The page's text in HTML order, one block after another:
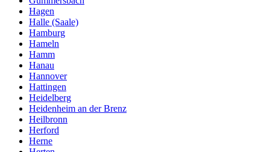
Hagen
Halle (Saale)
Hamburg
Hameln
Hamm
Hanau
Hannover
Hattingen
Heidelberg
Heidenheim an der Brenz
Heilbronn
Herford
Herne